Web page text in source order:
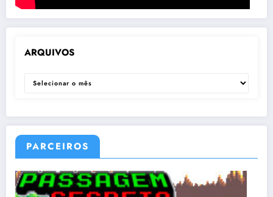
ARQUIVOS
ARQUIVOS
PARCEIROS